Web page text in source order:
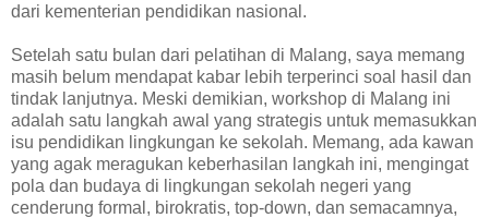
dari kementerian pendidikan nasional.
Setelah satu bulan dari pelatihan di Malang, saya memang
masih belum mendapat kabar lebih terperinci soal hasil dan
tindak lanjutnya. Meski demikian, workshop di Malang ini
adalah satu langkah awal yang strategis untuk memasukkan
isu pendidikan lingkungan ke sekolah. Memang, ada kawan
yang agak meragukan keberhasilan langkah ini, mengingat
pola dan budaya di lingkungan sekolah negeri yang
cenderung formal, birokratis, top-down, dan semacamnya,